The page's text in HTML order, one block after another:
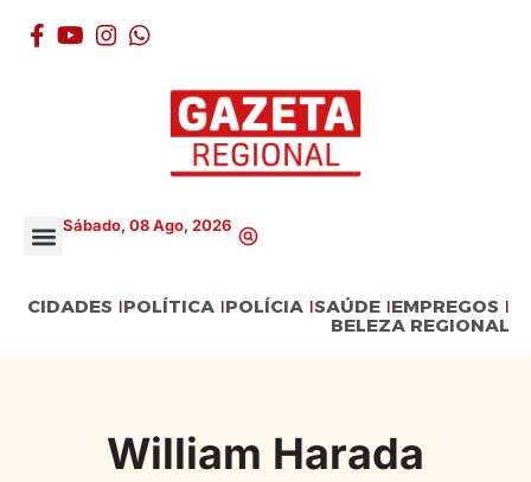
Sábado, 08 Ago, 2026
CIDADES POLÍTICA POLÍCIA SAÚDE EMPREGOS
BELEZA REGIONAL
William Harada